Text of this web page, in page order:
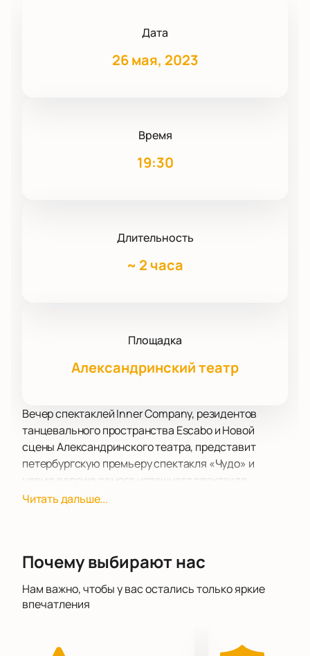
Дата
26 мая, 2023
Время
19:30
Длительность
~ 2 часа
Площадка
Александринский театр
Вечер спектаклей Inner Company, резидентов
танцевального пространства Escabo и Новой
сцены Александринского театра, представит
петербургскую премьеру спектакля «Чудо» и
новую версию самого успешного спектакля
компании «Echo».
основанная хореографом Константином Кейхелем,
художником по свету Ксенией Котенёвой в 2020
году в Санкт-Петербурге. Работы этого трио
нарратива в чувственность и созерцание, а также
Читать дальше...
Почему выбирают нас
Нам важно, чтобы у вас остались только яркие
впечатления